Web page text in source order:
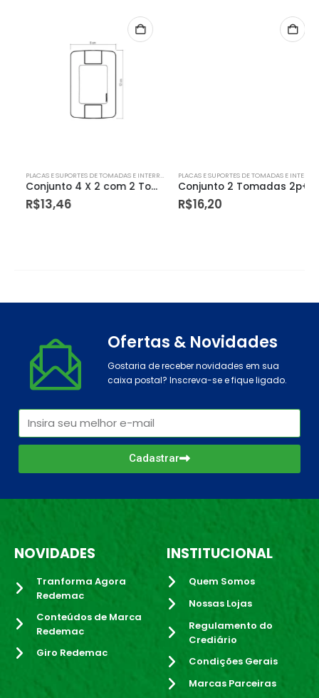
PLACAS E SUPORTES DE TOMADAS E INTERRUPTORES
Conjunto 4 X 2 com 2 Tomadas 2p+t Aria 10a 250v Branco – Tramontina
R$13,46
PLACAS E SUPORTES DE TOMADAS E INTERRUPTORES
Conjunto 2 Tomadas 2p+t 20a 250 V Branco – Tramontina Aria
R$16,20
Ofertas & Novidades
Gostaria de receber novidades em sua
caixa postal? Inscreva-se e fique ligado.
Cadastrar
NOVIDADES
Tranforma Agora
Redemac
Conteúdos de Marca
Redemac
Giro Redemac
INSTITUCIONAL
Quem Somos
Nossas Lojas
Regulamento do
Crediário
Condições Gerais
Marcas Parceiras